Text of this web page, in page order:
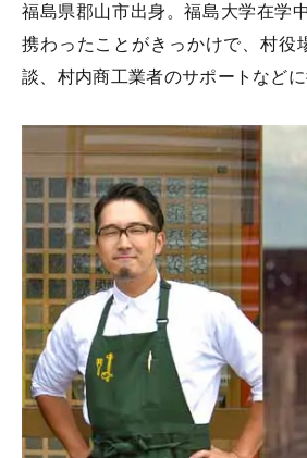
福島県郡山市出身。福島大学在学
携わったことがきっかけで、村役
談、村内商工業者のサポートなどに